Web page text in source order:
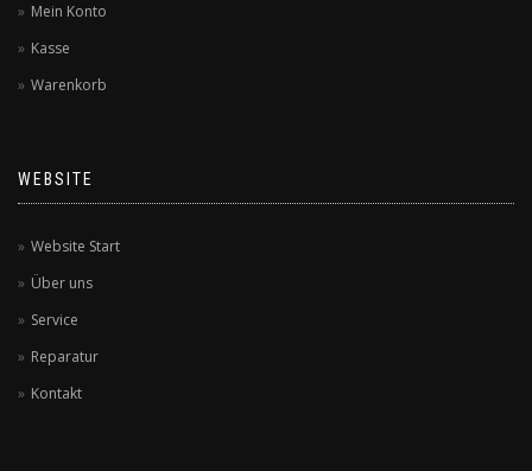
Mein Konto
Kasse
Warenkorb
WEBSITE
Website Start
Über uns
Service
Reparatur
Kontakt